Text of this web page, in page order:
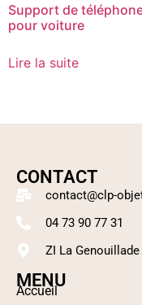
Support de
pour voiture
Lire la suite
MENU
Accueil
CONTACT
contact@clp-
04 73 90 77 31
ZI La